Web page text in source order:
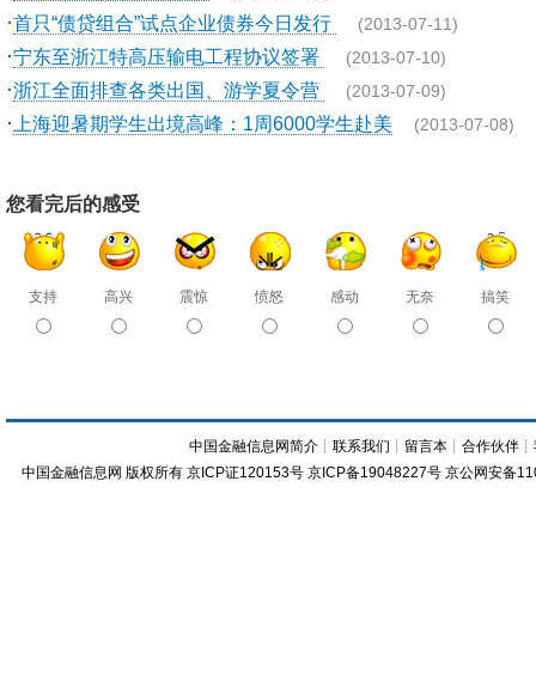
·首只“债贷组合”试点企业债券今日发行 (2013-07-11)
·宁东至浙江特高压输电工程协议签署 (2013-07-10)
·浙江全面排查各类出国、游学夏令营 (2013-07-09)
· 上海迎暑期学生出境高峰：1周6000学生赴美 (2013-07-08)
您看完后的感受
支持 高兴 震惊 愤怒 感动 无奈 搞笑
中国金融信息网简介 ┊联系我们 ┊ 留言本 ┊合作伙伴 ┊
中国金融信息网 版权所有 京ICP证120153号 京ICP备19048227号 京公网安备